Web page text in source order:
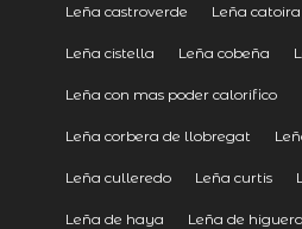
Leña castroverde Leña catoira
Leña cistella Leña cobeña
Leña con mas poder calorifico
Leña corbera de llobregat
Leña culleredo Leña curtis
Leña de haya Leña de higuera